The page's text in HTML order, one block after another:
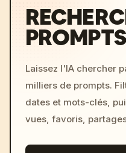
Laissez l'IA chercher
milliers de prompts.
dates et mots-clés,
vues, favoris,